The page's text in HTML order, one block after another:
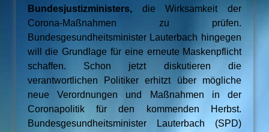
Bundesjustizministers, die Wirksamkeit der
Corona-Maßnahmen zu prüfen.
Bundesgesundheitsminister Lauterbach hingegen
will die Grundlage für eine erneute Maskenpflicht
schaffen. Schon jetzt diskutieren die
verantwortlichen Politiker erhitzt über mögliche
neue Verordnungen und Maßnahmen in der
Coronapolitik für den kommenden Herbst.
Bundesgesundheitsminister Lauterbach (SPD)